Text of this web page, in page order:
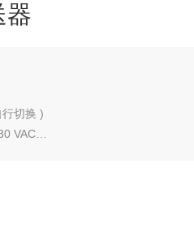
器
切换 )
VAC